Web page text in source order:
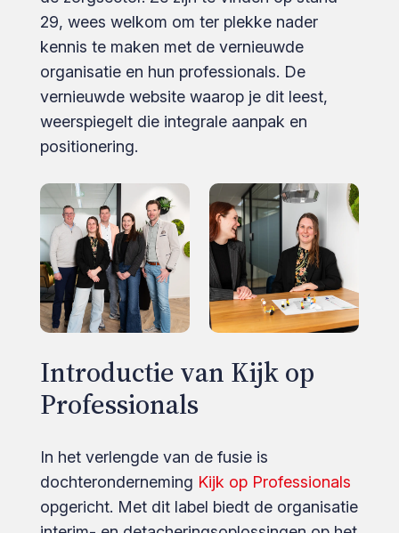
29, wees welkom om ter plekke nader
kennis te maken met de vernieuwde
organisatie en hun professionals. De
vernieuwde website waarop je dit leest,
weerspiegelt die integrale aanpak en
positionering.
Introductie van Kijk op
Professionals
In het verlengde van de fusie is
dochteronderneming Kijk op Professionals
opgericht. Met dit label biedt de organisatie